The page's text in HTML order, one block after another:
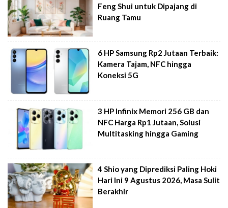
Feng Shui untuk Dipajang di
Ruang Tamu
6 HP Samsung Rp2 Jutaan Terbaik:
Kamera Tajam, NFC hingga
Koneksi 5G
3 HP Infinix Memori 256 GB dan
NFC Harga Rp1 Jutaan, Solusi
Multitasking hingga Gaming
4 Shio yang Diprediksi Paling Hoki
Hari Ini 9 Agustus 2026, Masa Sulit
Berakhir